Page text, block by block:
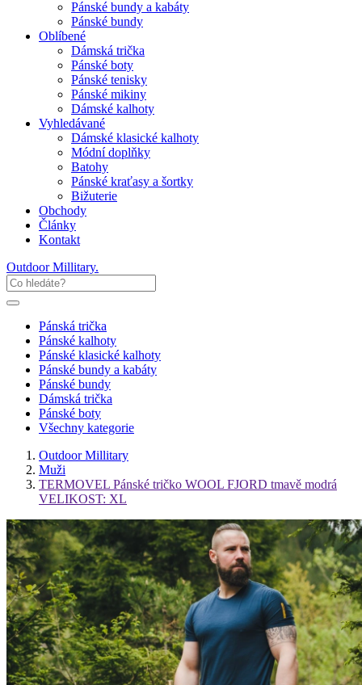
Pánské bundy a kabáty
Pánské bundy
Oblíbené
Dámská trička
Pánské boty
Pánské tenisky
Pánské mikiny
Dámské kalhoty
Vyhledávané
Dámské klasické kalhoty
Módní doplňky
Batohy
Pánské kraťasy a šortky
Bižuterie
Obchody
Články
Kontakt
Outdoor Millitary.
Pánská trička
Pánské kalhoty
Pánské klasické kalhoty
Pánské bundy a kabáty
Pánské bundy
Dámská trička
Pánské boty
Všechny kategorie
Outdoor Millitary
Muži
TERMOVEL Pánské tričko WOOL FJORD tmavě modrá
VELIKOST: XL